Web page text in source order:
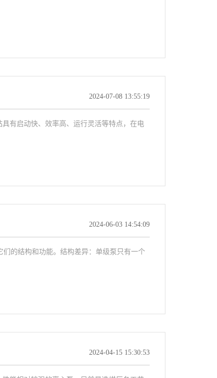
2024-07-08 13:55:19
有启动快、效率高、运行灵活等特点，在电
2024-06-03 14:54:09
的结构和功能。结构差异：单级泵只有一个
2024-04-15 15:30:53